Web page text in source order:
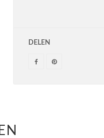
DELEN